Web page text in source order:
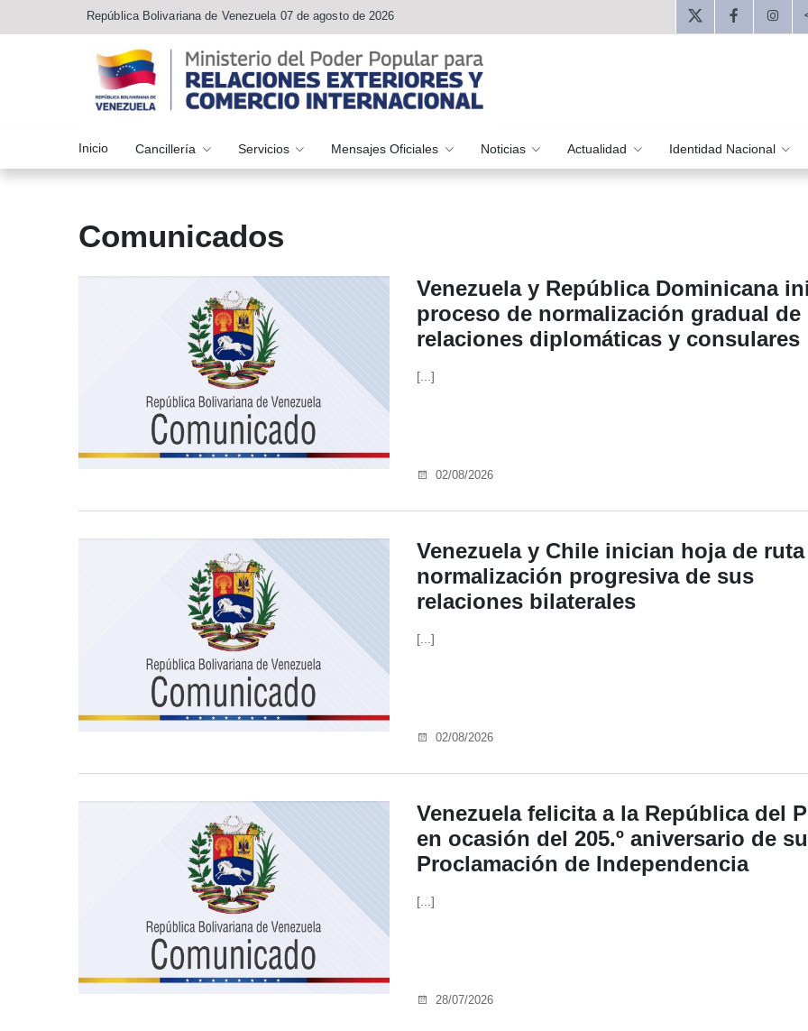
República Bolivariana de Venezuela 07 de agosto de 2026
Inicio Cancillería Servicios Mensajes Oficiales Noticias Actualidad Identidad Nacional
Comunicados
Venezuela y República Dominicana
proceso de normalización gradual de
relaciones diplomáticas y consulares
[...]
02/08/2026
Venezuela y Chile inician hoja de
normalización progresiva de sus
relaciones bilaterales
[...]
02/08/2026
Venezuela felicita a la República del
en ocasión del 205.º aniversario de su
Proclamación de Independencia
[...]
28/07/2026